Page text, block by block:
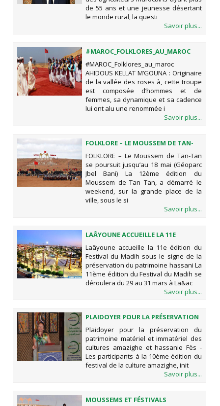
de 55 ans et une jeunesse désertant
le monde rural, la questi
Savoir plus...
#MAROC_FOLKLORES_AU_MAROC
#MAROC_Folklores_au_maroc
AHIDOUS KELLAT M’GOUNA : Originaire
de la vallée des roses à, cette troupe
est composée d’hommes et de
femmes, sa dynamique et sa cadence
lui ont alu une renommée i
Savoir plus...
FOLKLORE – LE MOUSSEM DE TAN-
TAN SE POURSUIT JUSQU’AU 18 MAI
(GÉOPARC JBEL BANI)
FOLKLORE – Le Moussem de Tan-Tan
se poursuit jusqu’au 18 mai (Géoparc
Jbel Bani) La 12ème édition du
Moussem de Tan Tan, a démarré le
weekend, sur la grande place de la
ville, sous le si
Savoir plus...
LAÂYOUNE ACCUEILLE LA 11E
ÉDITION DU FESTIVAL DU MADIH
SOUS LE SIGNE DE LA PRÉSERVATION
DU PATRIMOINE HASSANI
Laâyoune accueille la 11e édition du
Festival du Madih sous le signe de la
préservation du patrimoine hassani La
11ème édition du Festival du Madih se
déroulera du 29 au 31 mars à La&ac
Savoir plus...
PLAIDOYER POUR LA PRÉSERVATION
DU PATRIMOINE MATÉRIEL ET
IMMATÉRIEL DES CULTURES
AMAZIGHE ET HASSANIE
Plaidoyer pour la préservation du
patrimoine matériel et immatériel des
cultures amazighe et hassanie Fès -
Les participants à la 10ème édition du
festival de la culture amazighe, init
Savoir plus...
MOUSSEMS ET FÉSTIVALS